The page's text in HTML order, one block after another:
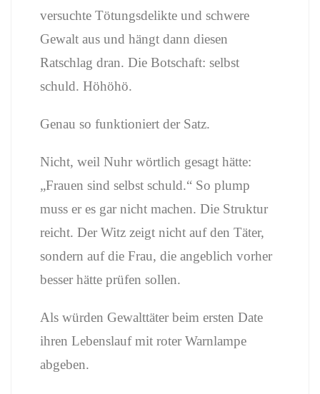
versuchte Tötungsdelikte und schwere
Gewalt aus und hängt dann diesen
Ratschlag dran. Die Botschaft: selbst
schuld. Höhöhö.
Genau so funktioniert der Satz.
Nicht, weil Nuhr wörtlich gesagt hätte:
„Frauen sind selbst schuld.“ So plump
muss er es gar nicht machen. Die Struktur
reicht. Der Witz zeigt nicht auf den Täter,
sondern auf die Frau, die angeblich vorher
besser hätte prüfen sollen.
Als würden Gewalttäter beim ersten Date
ihren Lebenslauf mit roter Warnlampe
abgeben.